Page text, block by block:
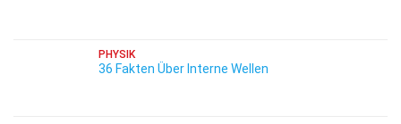
PHYSIK
36 Fakten Über Interne Wellen